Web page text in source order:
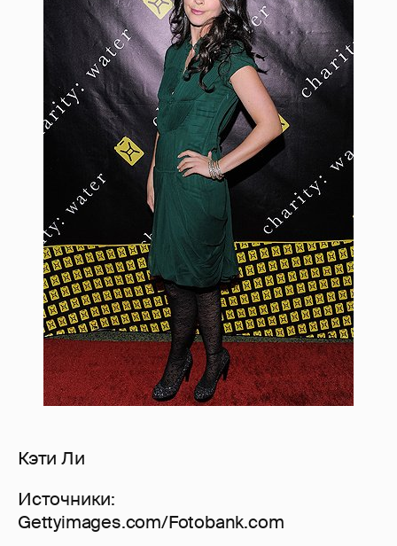
Кэти Ли
Источники:
Gettyimages.com/Fotobank.com